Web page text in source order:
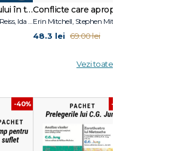
Ghidul clinicianului în terapia schemelorConflicte care apropie
Erin Mitchell, Stephen Mitchell
48.3 lei 69.00 lei
Vezi toate
-40% -40%